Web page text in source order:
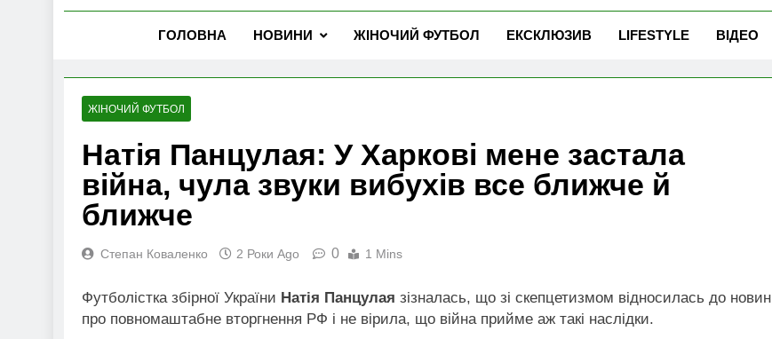
ГОЛОВНА НОВИНИ ЖІНОЧИЙ ФУТБОЛ ЕКСКЛЮЗИВ LIFESTYLE ВІДЕО
ЖІНОЧИЙ ФУТБОЛ
Натія Панцулая: У Харкові мене застала
війна, чула звуки вибухів все ближче й
ближче
Степан Коваленко 2 Роки Ago 0 1 Mins
Футболістка збірної України Натія Панцулая зізналась, що зі скепцетизмом відносилась до новин
про повномаштабне вторгнення РФ і не вірила, що війна прийме аж такі наслідки.